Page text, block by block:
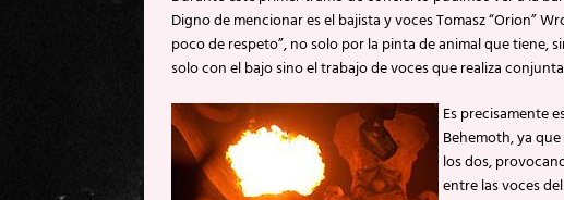
Digno de mencionar es el bajista y voces Tomasz “Orion”
poco de respeto”, no solo por la pinta de animal que tiene,
solo con el bajo sino el trabajo de voces que realiza
Es precisamente
Behemoth, ya
los dos,
entre las voces